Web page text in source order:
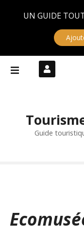
UN GUIDE
Guide